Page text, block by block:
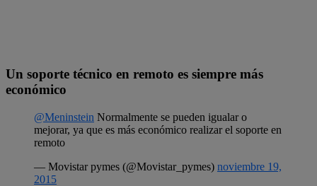
Un soporte técnico en remoto es siempre más
económico
@Meninstein Normalmente se pueden igualar o
mejorar, ya que es más económico realizar el soporte en
remoto
— Movistar pymes (@Movistar_pymes) noviembre 19,
2015